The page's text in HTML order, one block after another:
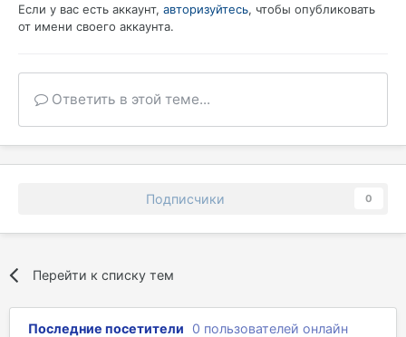
Если у вас есть аккаунт, авторизуйтесь, чтобы опубликовать
от имени своего аккаунта.
Ответить в этой теме...
Подписчики 0
Перейти к списку тем
Последние посетители 0 пользователей онлайн